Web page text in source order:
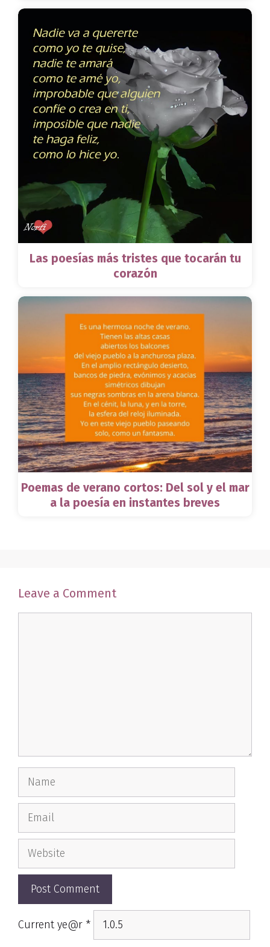
Las poesías más tristes que tocarán tu
corazón
Poemas de verano cortos: Del sol y el mar
a la poesía en instantes breves
Leave a Comment
Name
Email
Website
Current ye@r *